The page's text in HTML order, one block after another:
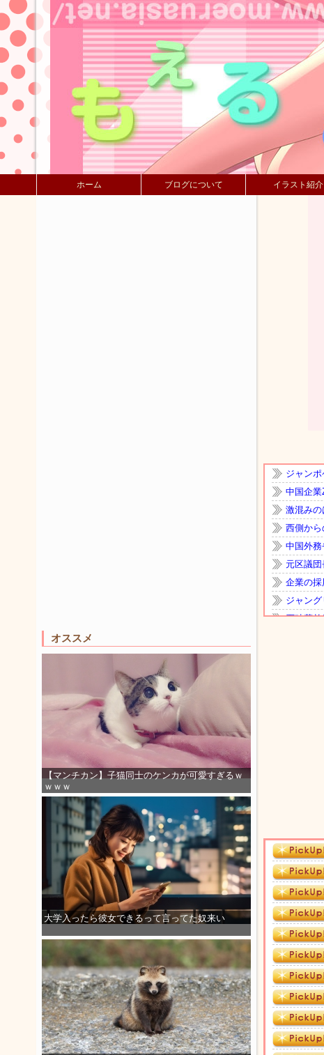
ホーム ブログについて イラスト紹介
オススメ
【マンチカン】子猫同士のケンカが可愛すぎるｗ
ｗｗｗ
大学入ったら彼女できるって言ってた奴来い